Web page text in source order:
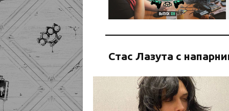
Стас Лазута с